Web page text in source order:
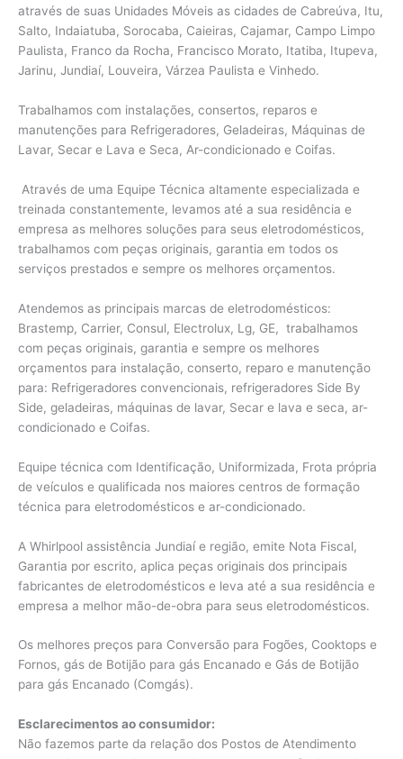
através de suas Unidades Móveis as cidades de Cabreúva, Itu,
Salto, Indaiatuba, Sorocaba, Caieiras, Cajamar, Campo Limpo
Paulista, Franco da Rocha, Francisco Morato, Itatiba, Itupeva,
Jarinu, Jundiaí, Louveira, Várzea Paulista e Vinhedo.
Trabalhamos com instalações, consertos, reparos e
manutenções para Refrigeradores, Geladeiras, Máquinas de
Lavar, Secar e Lava e Seca, Ar-condicionado e Coifas.
Através de uma Equipe Técnica altamente especializada e
treinada constantemente, levamos até a sua residência e
empresa as melhores soluções para seus eletrodomésticos,
trabalhamos com peças originais, garantia em todos os
serviços prestados e sempre os melhores orçamentos.
Atendemos as principais marcas de eletrodomésticos:
Brastemp, Carrier, Consul, Electrolux, Lg, GE, trabalhamos
com peças originais, garantia e sempre os melhores
orçamentos para instalação, conserto, reparo e manutenção
para: Refrigeradores convencionais, refrigeradores Side By
Side, geladeiras, máquinas de lavar, Secar e lava e seca, ar-
condicionado e Coifas.
Equipe técnica com Identificação, Uniformizada, Frota própria
de veículos e qualificada nos maiores centros de formação
técnica para eletrodomésticos e ar-condicionado.
A Whirlpool assistência Jundiaí e região, emite Nota Fiscal,
Garantia por escrito, aplica peças originais dos principais
fabricantes de eletrodomésticos e leva até a sua residência e
empresa a melhor mão-de-obra para seus eletrodomésticos.
Os melhores preços para Conversão para Fogões, Cooktops e
Fornos, gás de Botijão para gás Encanado e Gás de Botijão
para gás Encanado (Comgás).
Esclarecimentos ao consumidor:
Não fazemos parte da relação dos Postos de Atendimento